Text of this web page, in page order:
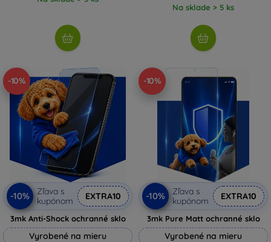
Na sklade > 5 ks
-10%
-10%
Zľava s
kupónom
EXTRA10
3mk Anti-Shock ochranné sklo
Vyrobené na mieru
-10%
-10%
Zľava s
kupónom
EXTRA10
3mk Pure Matt ochranné sklo
Vyrobené na mieru